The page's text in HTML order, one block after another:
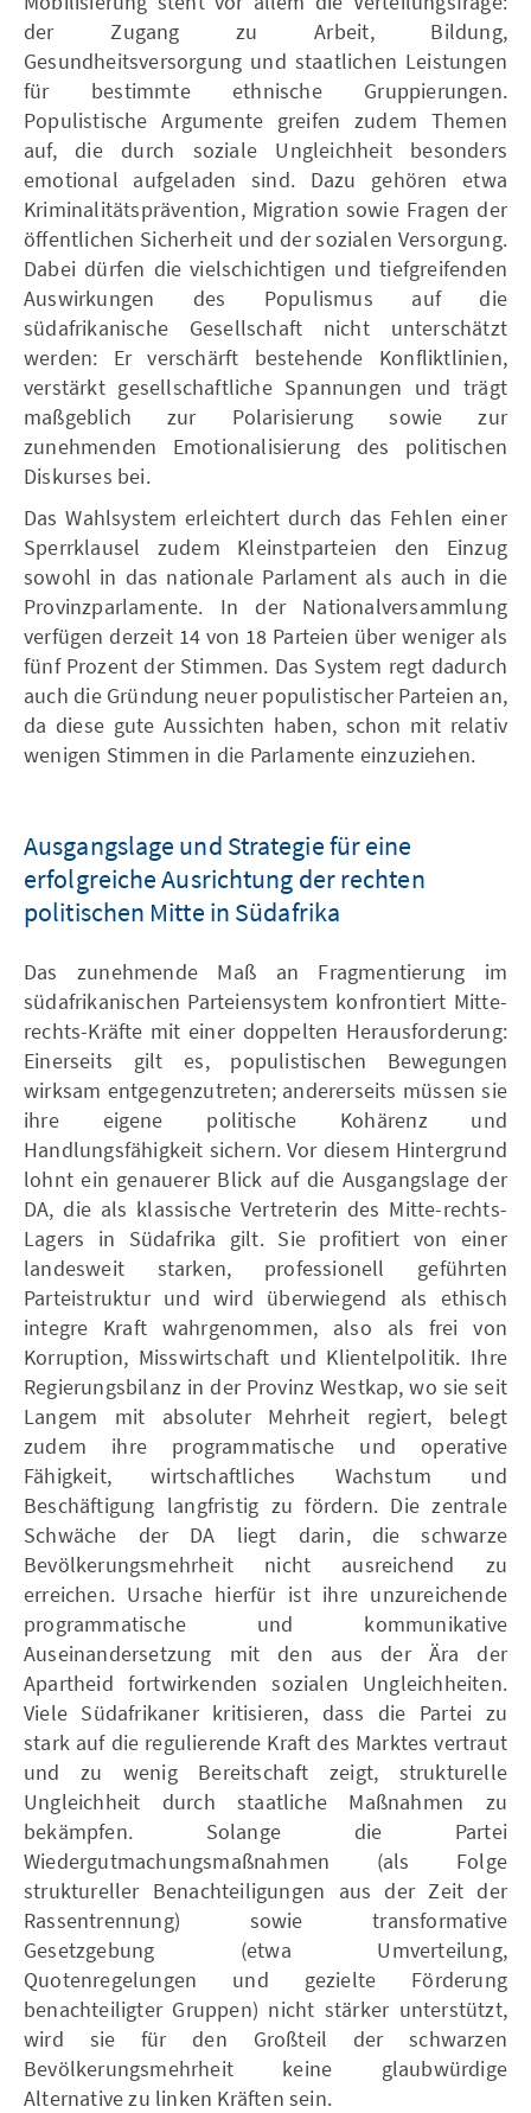
der Zugang zu Arbeit, Bildung,
Gesundheitsversorgung und staatlichen Leistungen
für bestimmte ethnische Gruppierungen.
Populistische Argumente greifen zudem Themen
auf, die durch soziale Ungleichheit besonders
emotional aufgeladen sind. Dazu gehören etwa
Kriminalitätsprävention, Migration sowie Fragen der
öffentlichen Sicherheit und der sozialen Versorgung.
Dabei dürfen die vielschichtigen und tiefgreifenden
Auswirkungen des Populismus auf die
südafrikanische Gesellschaft nicht unterschätzt
werden: Er verschärft bestehende Konfliktlinien,
verstärkt gesellschaftliche Spannungen und trägt
maßgeblich zur Polarisierung sowie zur
zunehmenden Emotionalisierung des politischen
Diskurses bei.
Das Wahlsystem erleichtert durch das Fehlen einer
Sperrklausel zudem Kleinstparteien den Einzug
sowohl in das nationale Parlament als auch in die
Provinzparlamente. In der Nationalversammlung
verfügen derzeit 14 von 18 Parteien über weniger als
fünf Prozent der Stimmen. Das System regt dadurch
auch die Gründung neuer populistischer Parteien an,
da diese gute Aussichten haben, schon mit relativ
wenigen Stimmen in die Parlamente einzuziehen.
Ausgangslage und Strategie für eine
erfolgreiche Ausrichtung der rechten
politischen Mitte in Südafrika
Das zunehmende Maß an Fragmentierung im
südafrikanischen Parteiensystem konfrontiert Mitte-
rechts-Kräfte mit einer doppelten Herausforderung:
Einerseits gilt es, populistischen Bewegungen
wirksam entgegenzutreten; andererseits müssen sie
ihre eigene politische Kohärenz und
Handlungsfähigkeit sichern. Vor diesem Hintergrund
lohnt ein genauerer Blick auf die Ausgangslage der
DA, die als klassische Vertreterin des Mitte-rechts-
Lagers in Südafrika gilt. Sie profitiert von einer
landesweit starken, professionell geführten
Parteistruktur und wird überwiegend als ethisch
integre Kraft wahrgenommen, also als frei von
Korruption, Misswirtschaft und Klientelpolitik. Ihre
Regierungsbilanz in der Provinz Westkap, wo sie seit
Langem mit absoluter Mehrheit regiert, belegt
zudem ihre programmatische und operative
Fähigkeit, wirtschaftliches Wachstum und
Beschäftigung langfristig zu fördern. Die zentrale
Schwäche der DA liegt darin, die schwarze
Bevölkerungsmehrheit nicht ausreichend zu
erreichen. Ursache hierfür ist ihre unzureichende
programmatische und kommunikative
Auseinandersetzung mit den aus der Ära der
Apartheid fortwirkenden sozialen Ungleichheiten.
Viele Südafrikaner kritisieren, dass die Partei zu
stark auf die regulierende Kraft des Marktes vertraut
und zu wenig Bereitschaft zeigt, strukturelle
Ungleichheit durch staatliche Maßnahmen zu
bekämpfen. Solange die Partei
Wiedergutmachungsmaßnahmen (als Folge
struktureller Benachteiligungen aus der Zeit der
Rassentrennung) sowie transformative
Gesetzgebung (etwa Umverteilung,
Quotenregelungen und gezielte Förderung
benachteiligter Gruppen) nicht stärker unterstützt,
wird sie für den Großteil der schwarzen
Bevölkerungsmehrheit keine glaubwürdige
Alternative zu linken Kräften sein.